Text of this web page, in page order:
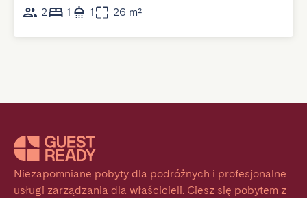
2
1 1 26 m²
Niezapomniane pobyty dla podróżnych i profesjonalne
usługi zarządzania dla właścicieli. Ciesz się pobytem z